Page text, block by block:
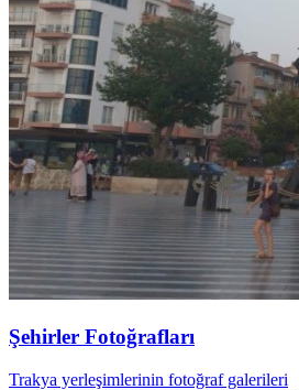
Şehirler Fotoğrafları
Trakya yerleşimlerinin fotoğraf galerileri